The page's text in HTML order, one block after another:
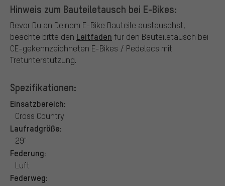
Hinweis zum Bauteiletausch bei E-Bikes:
Bevor Du an Deinem E-Bike Bauteile austauschst,
beachte bitte den Leitfaden für den Bauteiletausch bei
CE-gekennzeichneten E-Bikes / Pedelecs mit
Tretunterstützung.
Spezifikationen:
Einsatzbereich:
Cross Country
Laufradgröße:
29"
Federung:
Luft
Federweg: